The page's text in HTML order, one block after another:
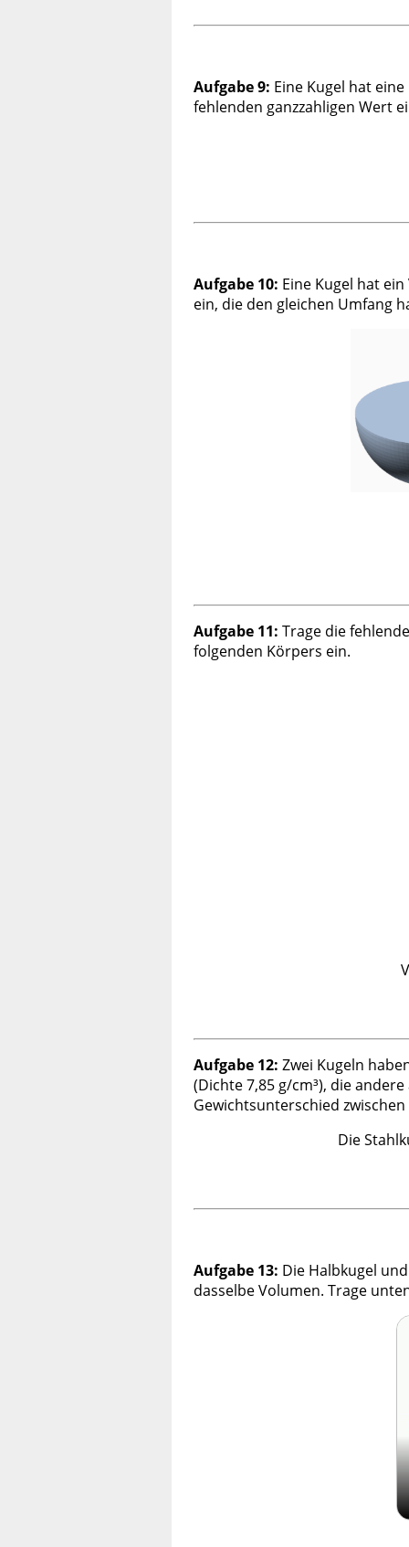
Aufgabe 9: Eine Kugel hat
fehlenden ganzzahligen Wert
Aufgabe 10: Eine Kugel hat
ein, die den gleichen Umfang
Aufgabe 11: Trage die
folgenden Körpers ein.
Aufgabe 12: Zwei Kugeln
(Dichte 7,85 g/cm³), die
Gewichtsunterschied
Die
Aufgabe 13: Die Halbkugel
dasselbe Volumen. Trage